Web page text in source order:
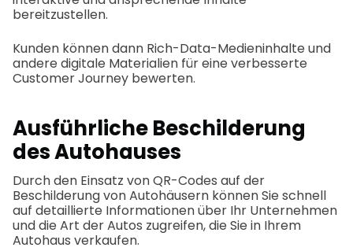
bereitzustellen.
Kunden können dann Rich-Data-Medieninhalte und
andere digitale Materialien für eine verbesserte
Customer Journey bewerten.
Ausführliche Beschilderung
des Autohauses
Durch den Einsatz von QR-Codes auf der
Beschilderung von Autohäusern können Sie schnell
auf detaillierte Informationen über Ihr Unternehmen
und die Art der Autos zugreifen, die Sie in Ihrem
Autohaus verkaufen.